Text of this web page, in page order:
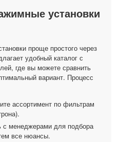
установки
проще простого через
удобный каталог с
где вы можете сравнить
вариант. Процесс
ассортимент по фильтрам
с менеджерами для подбора
все нюансы.